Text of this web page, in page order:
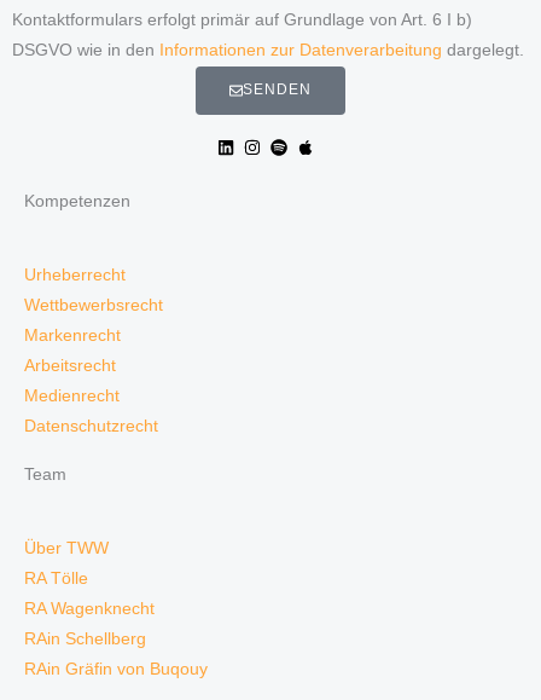
Kontaktformulars erfolgt primär auf Grundlage von Art. 6 I b)
DSGVO wie in den
Informationen zur Datenverarbeitung dargelegt.
SENDEN
Kompetenzen
Urheberrecht
Wettbewerbsrecht
Markenrecht
Arbeitsrecht
Medienrecht
Datenschutzrecht
Team
Über TWW
RA Tölle
RA Wagenknecht
RAin Schellberg
RAin Gräfin von Buqouy